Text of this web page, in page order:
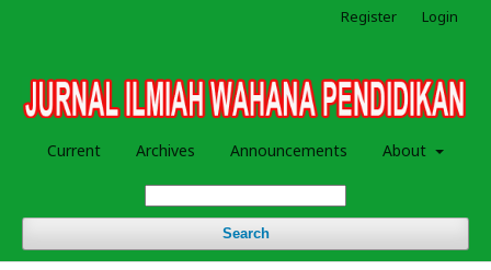
Current Archives Announcements About
Search
Register Login